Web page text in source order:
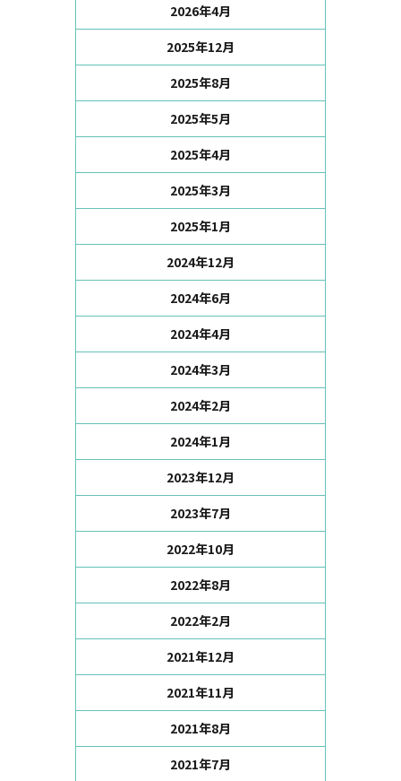
2026年4月
2025年12月
2025年8月
2025年5月
2025年4月
2025年3月
2025年1月
2024年12月
2024年6月
2024年4月
2024年3月
2024年2月
2024年1月
2023年12月
2023年7月
2022年10月
2022年8月
2022年2月
2021年12月
2021年11月
2021年8月
2021年7月